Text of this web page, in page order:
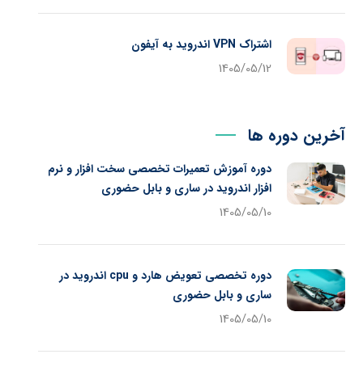
اشتراک VPN اندروید به آیفون
1405/05/12
آخرین دوره ها
دوره آموزش تعمیرات تخصصی سخت افزار و نرم
افزار اندروید در ساری و بابل حضوری
1405/05/10
دوره تخصصی تعویض هارد و cpu اندروید در
ساری و بابل حضوری
1405/05/10